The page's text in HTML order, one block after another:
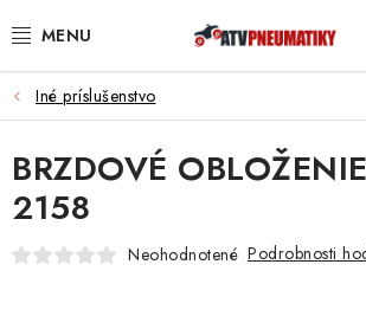
na
PNEUMATIKY
DISKY
ROZŠIROVACIE PODLOŽKY
Iné príslušenstvo
BRZDOVÉ
2158
Neohodnotené Podrobnosti